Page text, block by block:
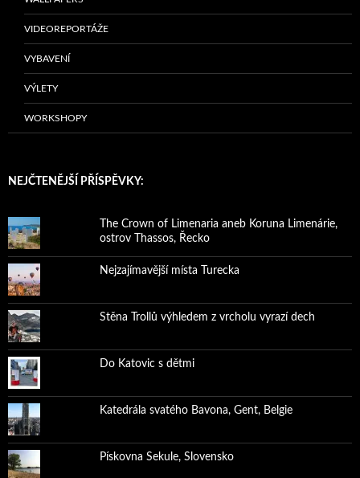
VIDEOREPORTÁŽE
VYBAVENÍ
VÝLETY
WORKSHOPY
NEJČTENĚJŠÍ PŘÍSPĚVKY:
The Crown of Limenaria aneb Koruna Limenárie,
ostrov Thassos, Řecko
Nejzajímavější místa Turecka
Stěna Trollů výhledem z vrcholu vyrazí dech
Do Katovic s dětmi
Katedrála svatého Bavona, Gent, Belgie
Pískovna Sekule, Slovensko